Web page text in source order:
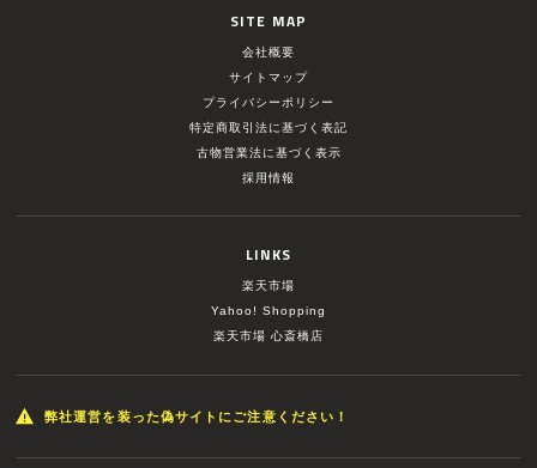
SITE MAP
会社概要
サイトマップ
プライバシーポリシー
特定商取引法に基づく表記
古物営業法に基づく表示
採用情報
LINKS
楽天市場
Yahoo! Shopping
楽天市場 心斎橋店
弊社運営を装った偽サイトにご注意ください！